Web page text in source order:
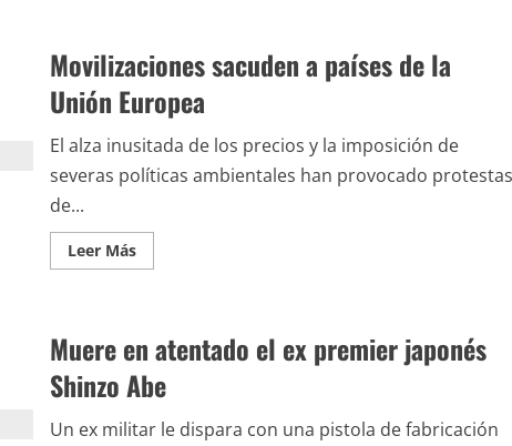
para
Biden
materia
migratoria
Movilizaciones sacuden a países de la
Unión Europea
El alza inusitada de los precios y la imposición de
severas políticas ambientales han provocado protestas
de...
Leer MásLeer
más
a
países
de
la
Unión
Europea
Muere en atentado el ex premier japonés
Shinzo Abe
Un ex militar le dispara con una pistola de fabricación